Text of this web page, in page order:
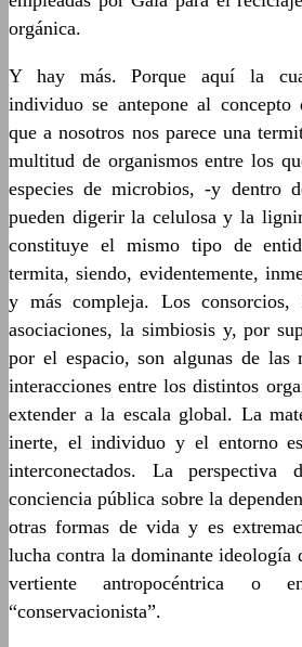
orgánica.
Y hay más. Porque aquí la
individuo se antepone al concepto
que a nosotros nos parece una
multitud de organismos entre los
especies de microbios, -y dentro
pueden digerir la celulosa y la
constituye el mismo tipo de
termita, siendo, evidentemente,
y más compleja. Los consorcios,
asociaciones, la simbiosis y, por
por el espacio, son algunas de las
interacciones entre los distintos
extender a la escala global. La
inerte, el individuo y el entorno
interconectados. La perspectiva
conciencia pública sobre la
otras formas de vida y es
lucha contra la dominante ideología
vertiente antropocéntrica o
“conservacionista”.